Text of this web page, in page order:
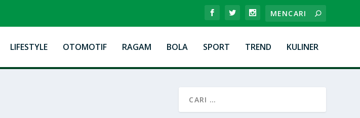
LIFESTYLE OTOMOTIF RAGAM BOLA SPORT TREND KULINER